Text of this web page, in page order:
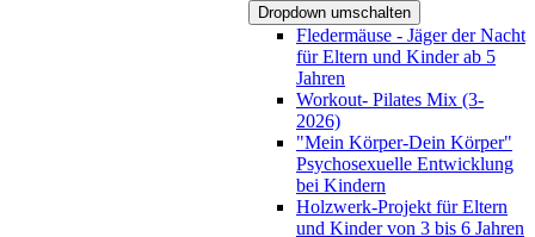
Dropdown umschalten
Fledermäuse - Jäger der Nacht
für Eltern und Kinder ab 5
Jahren
Workout- Pilates Mix (3-
2026)
"Mein Körper-Dein Körper"
Psychosexuelle Entwicklung
bei Kindern
Holzwerk-Projekt für Eltern
und Kinder von 3 bis 6 Jahren